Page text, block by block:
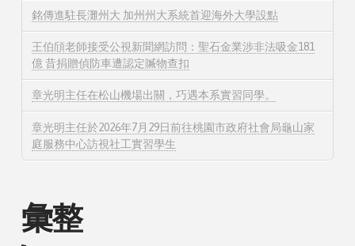
銘傳進駐長灘州大 加州州大系統首迎海外大學設點
王伯頎老師接受公視新聞網訪問：聖石金業涉非法吸金181
億 昔捐贈偵防車遭認定贓物查扣
章光明主任在松山機場出關，巧遇本系實習同學。
章光明主任於2026年7月29日前往桃園市政府社會局龜山家
庭服務中心訪視社工實習學生
彙整